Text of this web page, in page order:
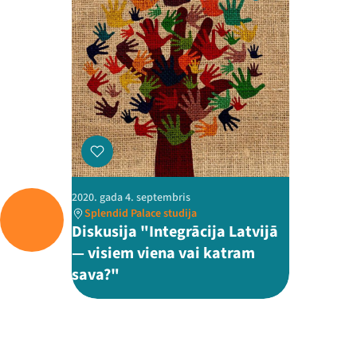
2020. gada 4. septembris
Splendid Palace studija
Diskusija "Integrācija Latvijā
— visiem viena vai katram
sava?"